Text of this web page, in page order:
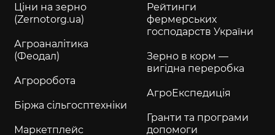
Ціни на зерно
(Zernotorg.ua)
Агроаналітика
(Феодал)
Агроробота
Біржа сільгосптехніки
Маркетплейс
Рейтинги
фермерських
господарств України
Зерно в корм —
вигідна переробка
АгроЕкспедиція
Гранти та програми
допомоги